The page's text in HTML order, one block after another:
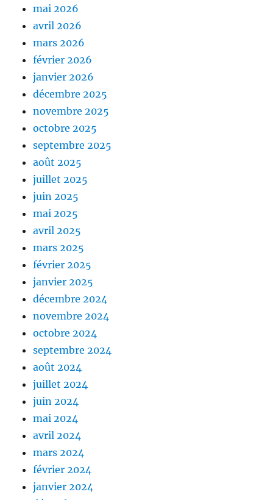
mai 2026
avril 2026
mars 2026
février 2026
janvier 2026
décembre 2025
novembre 2025
octobre 2025
septembre 2025
août 2025
juillet 2025
juin 2025
mai 2025
avril 2025
mars 2025
février 2025
janvier 2025
décembre 2024
novembre 2024
octobre 2024
septembre 2024
août 2024
juillet 2024
juin 2024
mai 2024
avril 2024
mars 2024
février 2024
janvier 2024